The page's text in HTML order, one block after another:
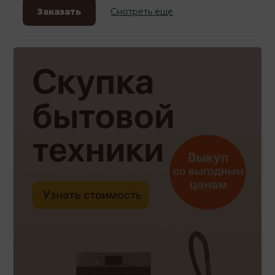
Заказать Смотреть еще